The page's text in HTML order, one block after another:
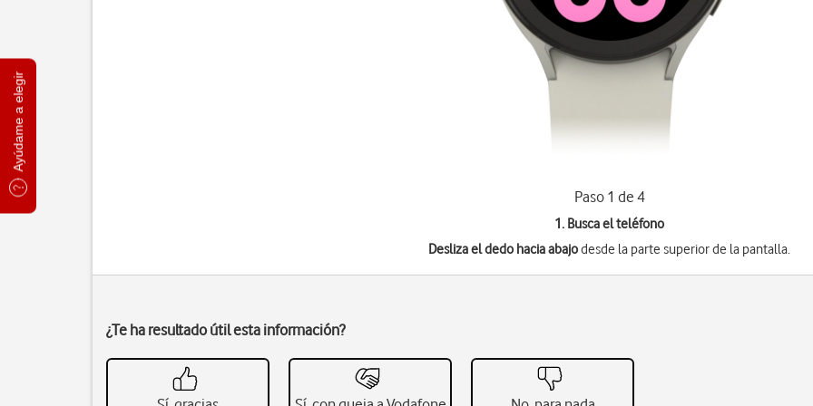
Ayúdame a elegir
Paso 1 de 4
1. Busca el teléfono
Desliza el dedo hacia abajodesde la parte superior de la pantalla.
¿Te ha resultado útil esta información?